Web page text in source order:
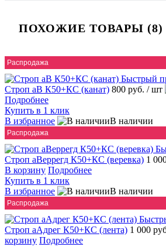
ПОХОЖИЕ ТОВАРЫ (8)
Распродажа
Быстрый
Строп аВ К50+КС (канат) 800 руб. / шт
Подробнее
Купить в 1 клик
В избранное
В наличии
Распродажа
Строп аВеррегд К50+КС (веревка) 1
В корзину Подробнее
Купить в 1 клик
В избранное
В наличии
Распродажа
Строп аАдрег К50+КС (лента) 1 000
корзину Подробнее